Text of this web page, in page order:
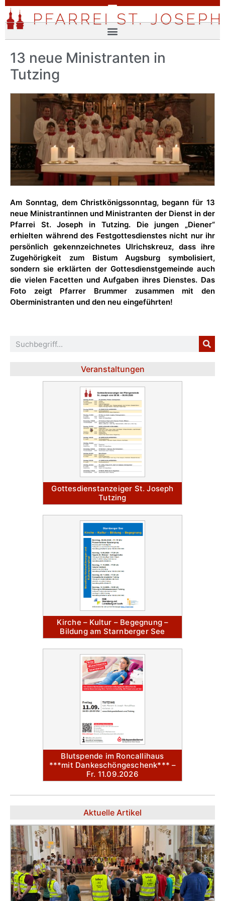
13 neue Ministranten in
Tutzing
Am Sonntag, dem Christkönigssonntag, begann für 13
neue Ministrantinnen und Ministranten der Dienst in der
Pfarrei St. Joseph in Tutzing. Die jungen „Diener“
erhielten während des Festgottesdienstes nicht nur ihr
persönlich gekennzeichnetes Ulrichskreuz, dass ihre
Zugehörigkeit zum Bistum Augsburg symbolisiert,
sondern sie erklärten der Gottesdienstgemeinde auch
die vielen Facetten und Aufgaben ihres Dienstes. Das
Foto zeigt Pfarrer Brummer zusammen mit den
Oberministranten und den neu eingeführten!
Veranstaltungen
Gottesdienstanzeiger St. Joseph
Tutzing
Kirche – Kultur – Begegnung –
Bildung am Starnberger See
Blutspende im Roncallihaus
***mit Dankeschöngeschenk*** –
Fr. 11.09.2026
Aktuelle Artikel